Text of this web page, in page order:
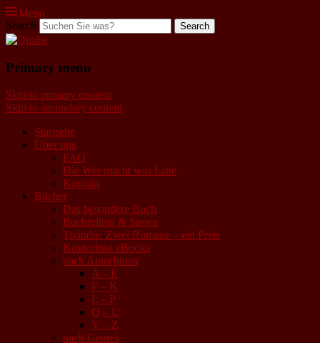
Menu
Qindie
Search
Primary menu
Skip to primary content
Skip to secondary content
Startseite
Über uns
FAQ
Die Wer macht was Liste
Kontakt
Bücher
Das besondere Buch
Buchreihen & Serien
Twindie: Zwei Romane – ein Preis
Kostenlose eBooks
nach AutorInnen
A – E
F – K
L – P
Q – U
V – Z
nach Genres